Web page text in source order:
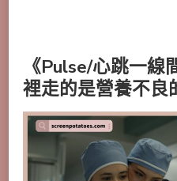
《Pulse/心跳一
裡走的是營養不良